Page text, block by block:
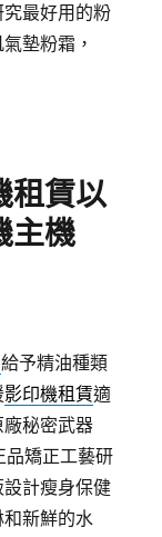
最好用的粉
墊粉霜，
租賃以
主機
給予精油種類
影印機租賃適
秘密武器
品矯正工藝研
計瘦身保健
新鮮的水